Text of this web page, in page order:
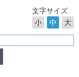
文字サイズ
小
中 大